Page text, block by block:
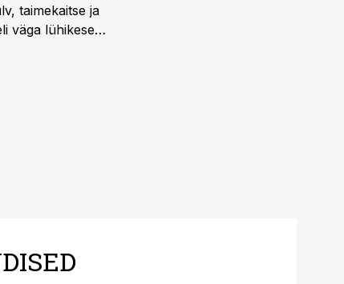
taimekaitse ja
väga lühikese